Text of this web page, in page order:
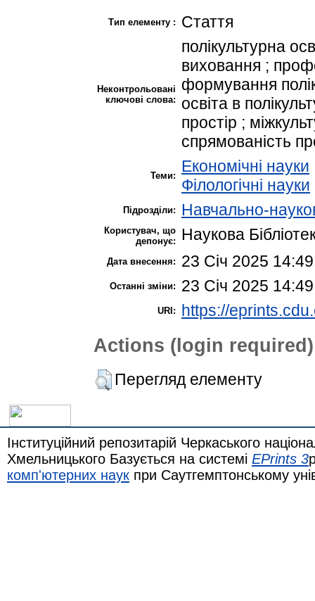
Тип елементу : Стаття
Неконтрольовані
ключові слова:
полікультурна
виховання ;
формування
освіта в
простір ;
спрямованість
Теми:
Економічні науки
Філологічні науки
Підрозділи: Навчально-
Користувач, що
депонує:
Наукова
Дата внесення: 23 Січ 2025 14:49
Останні зміни: 23 Січ 2025 14:49
URI: https://
Actions (login required)
Перегляд елементу
Інституційний репозитарій Черкаського
Хмельницького Базується на системі EPrints 3
комп'ютерних наук при Саутгемптонському